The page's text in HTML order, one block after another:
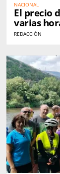
NACIONAL
El precio
varias
REDACCIÓN